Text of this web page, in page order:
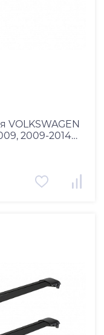
2009-2014